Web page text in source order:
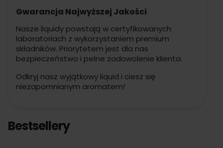
Gwarancja Najwyższej Jakości
Nasze liquidy powstają w certyfikowanych
laboratoriach z wykorzystaniem premium
składników. Priorytetem jest dla nas
bezpieczeństwo i pełne zadowolenie klienta.
Odkryj nasz wyjątkowy liquid i ciesz się
niezapomnianym aromatem!
Bestsellery